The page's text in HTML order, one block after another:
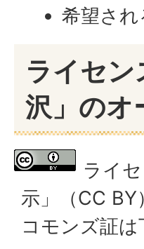
希望さ
ライセン
沢」のオ
ライ
示」（CC BY
コモンズ証